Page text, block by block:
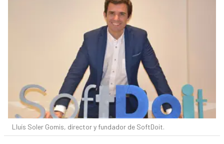
Lluís Soler Gomis, director y fundador de SoftDoit.